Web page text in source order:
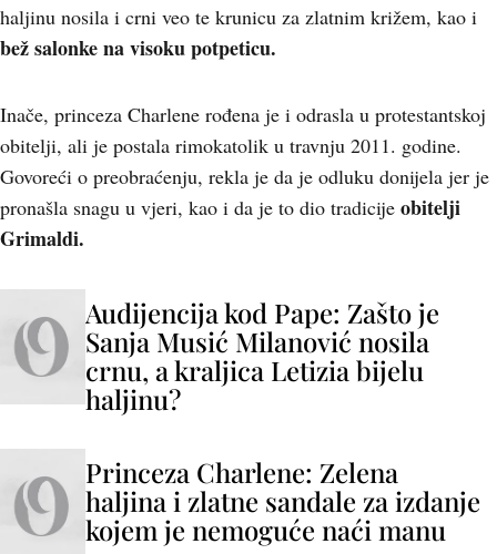
haljinu nosila i crni veo te krunicu za zlatnim križem, kao i
bež salonke na visoku potpeticu.
Inače, princeza Charlene rođena je i odrasla u protestantskoj
obitelji, ali je postala rimokatolik u travnju 2011. godine.
Govoreći o preobraćenju, rekla je da je odluku donijela jer je
pronašla snagu u vjeri, kao i da je to dio tradicije obitelji
Grimaldi.
Audijencija kod Pape: Zašto je
Sanja Musić Milanović nosila
crnu, a kraljica Letizia bijelu
haljinu?
Princeza Charlene: Zelena
haljina i zlatne sandale za izdanje
kojem je nemoguće naći manu